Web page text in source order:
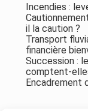
Incendies :
il la caution ?
Transport
financière
Succession :
comptent-
Encadrement